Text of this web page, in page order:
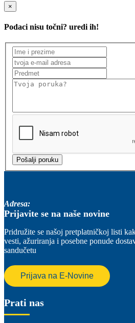
×
Podaci nisu točni? uredi ih!
Adresa:
Prijavite se na naše novine
Pridružite se našoj pretplatničkoj listi
vesti, ažuriranja i posebne ponude
sandučetu
Prijava na E-Novine
Prati nas